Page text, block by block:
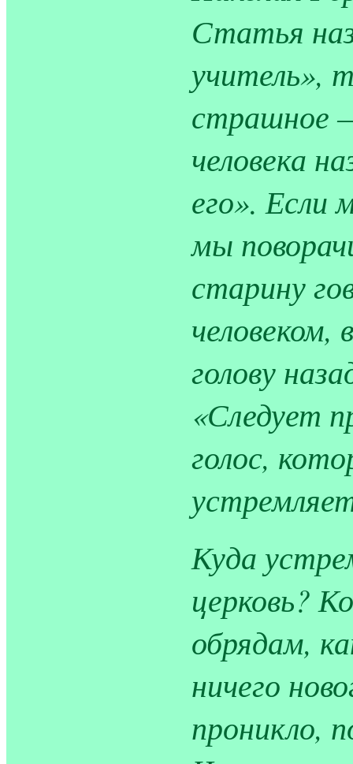
Статья
учитель»,
страшное
человека
его».
мы
старину
человеком,
голову
«Следует
голос,
Куда
церковь?
обрядам,
ничего
проникло,